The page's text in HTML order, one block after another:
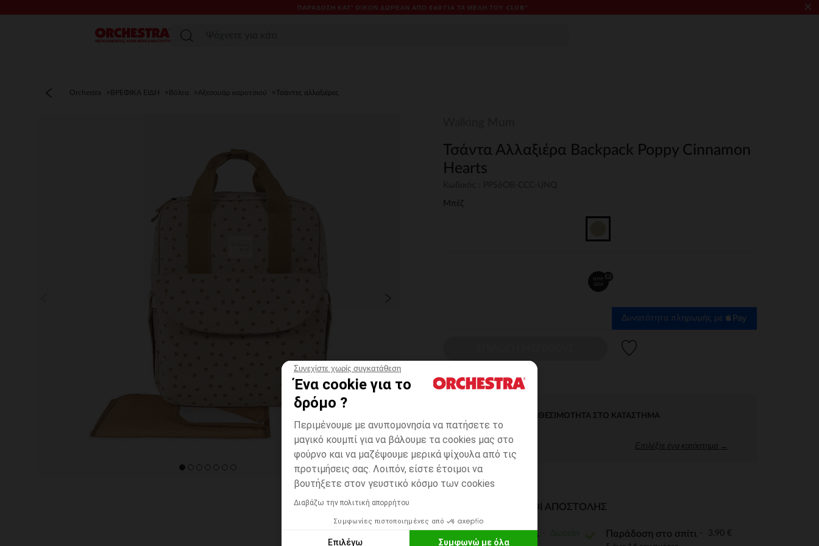
Συνεχίστε χωρίς συγκατάθεση
Ένα cookie για το
δρόμο ?
Περιμένουμε με ανυπομονησία να πατήσετε το
μαγικό κουμπί για να βάλουμε τα cookies μας στο
φούρνο και να μαζέψουμε μερικά ψίχουλα από τις
προτιμήσεις σας. Λοιπόν, είστε έτοιμοι να
βουτήξετε στον γευστικό κόσμο των cookies
Διαβάζω την πολιτική απορρήτου
Συμφωνίες πιστοποιημένες από
Επιλέγω Συμφωνώ με όλα
ΠΑΡΆΔΟΣΗ ΚΑΤ' ΟΊΚΟΝ ΔΩΡΕΑΝ ΑΠΌ €60 ΓΙΑ ΤΑ ΜΈΛΗ ΤΟΥ CLUB* ×
Μενού
Orchestra ΒΡΕΦΙΚΑ ΕΙΔΗ Βόλτα Αξεσουάρ καροτσιού Τσάντες αλλαξιέρες
Τσάντα Αλλαξιέρα Backpack Poppy Cinnamon
Hearts
Μπέζ
one
size
Δυνατότητα πληρωμής με
ΆΜΕΣΗ ΔΙΑΘΕΣΙΜΌΤΗΤΑ ΣΤΟ ΚΑΤΆΣΤΗΜΑ
Επιλέξτε ένα κατάστημα →
ΔΙΑΘΈΣΙΜΟΙ ΤΡΌΠΟΙ ΑΠΟΣΤΟΛΉΣ
ΣΕ ΚΑΤΑΣΤΗΜΑ Παράδοση στο σπίτι 3,90 €